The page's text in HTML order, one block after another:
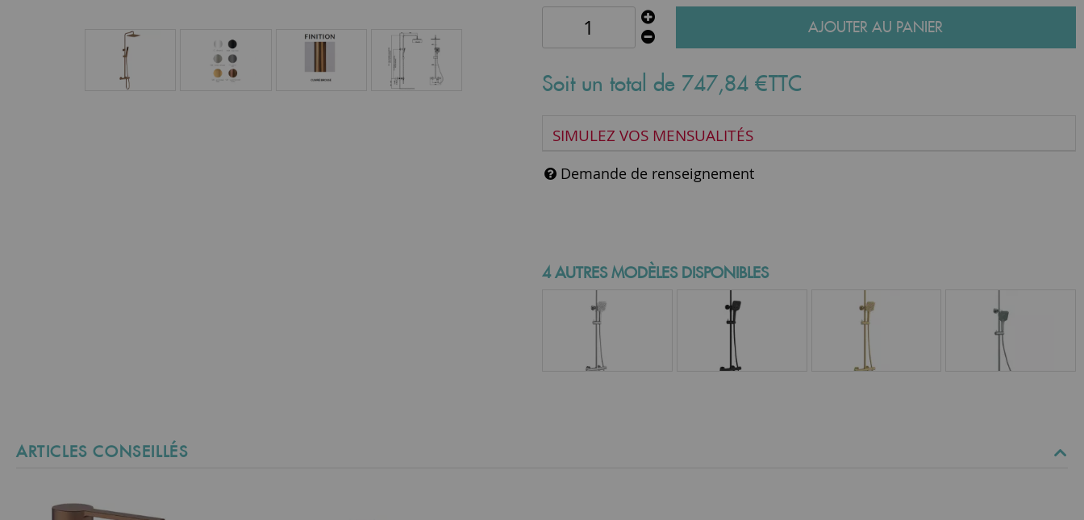
AJOUTER AU PANIER
Soit un total de 747,84 €TTC
SIMULEZ VOS MENSUALITÉS
Demande de renseignement
4 AUTRES MODÈLES DISPONIBLES
ARTICLES CONSEILLÉS